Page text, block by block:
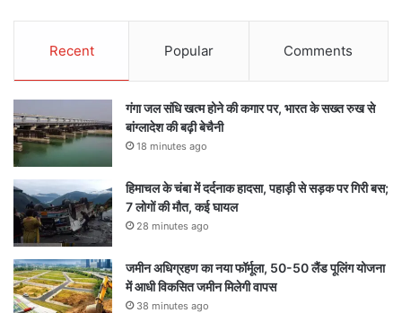
Recent Popular Comments
गंगा जल संधि खत्म होने की कगार पर, भारत के सख्त रुख से
बांग्लादेश की बढ़ी बेचैनी
18 minutes ago
हिमाचल के चंबा में दर्दनाक हादसा, पहाड़ी से सड़क पर गिरी बस;
7 लोगों की मौत, कई घायल
28 minutes ago
जमीन अधिग्रहण का नया फॉर्मूला, 50-50 लैंड पूलिंग योजना
में आधी विकसित जमीन मिलेगी वापस
38 minutes ago